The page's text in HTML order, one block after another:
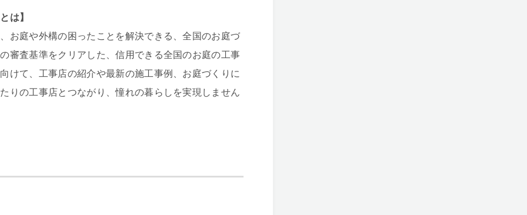
は】
お庭や外構の困ったことを解決できる、全国のお庭づ
審査基準をクリアした、信用できる全国のお庭の工事
けて、工事店の紹介や最新の施工事例、お庭づくりに
りの工事店とつながり、憧れの暮らしを実現しません